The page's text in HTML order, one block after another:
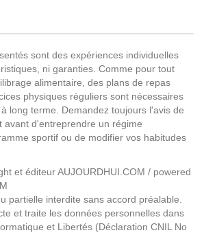
sont des expériences individuelles
ni garanties. Comme pour tout
alimentaire, des plans de repas
physiques réguliers sont nécessaires
long terme. Demandez toujours l'avis de
avant d'entreprendre un régime
sportif ou de modifier vos habitudes
et éditeur AUJOURDHUI.COM / powered
partielle interdite sans accord préalable.
et traite les données personnelles dans
et Libertés (Déclaration CNIL No